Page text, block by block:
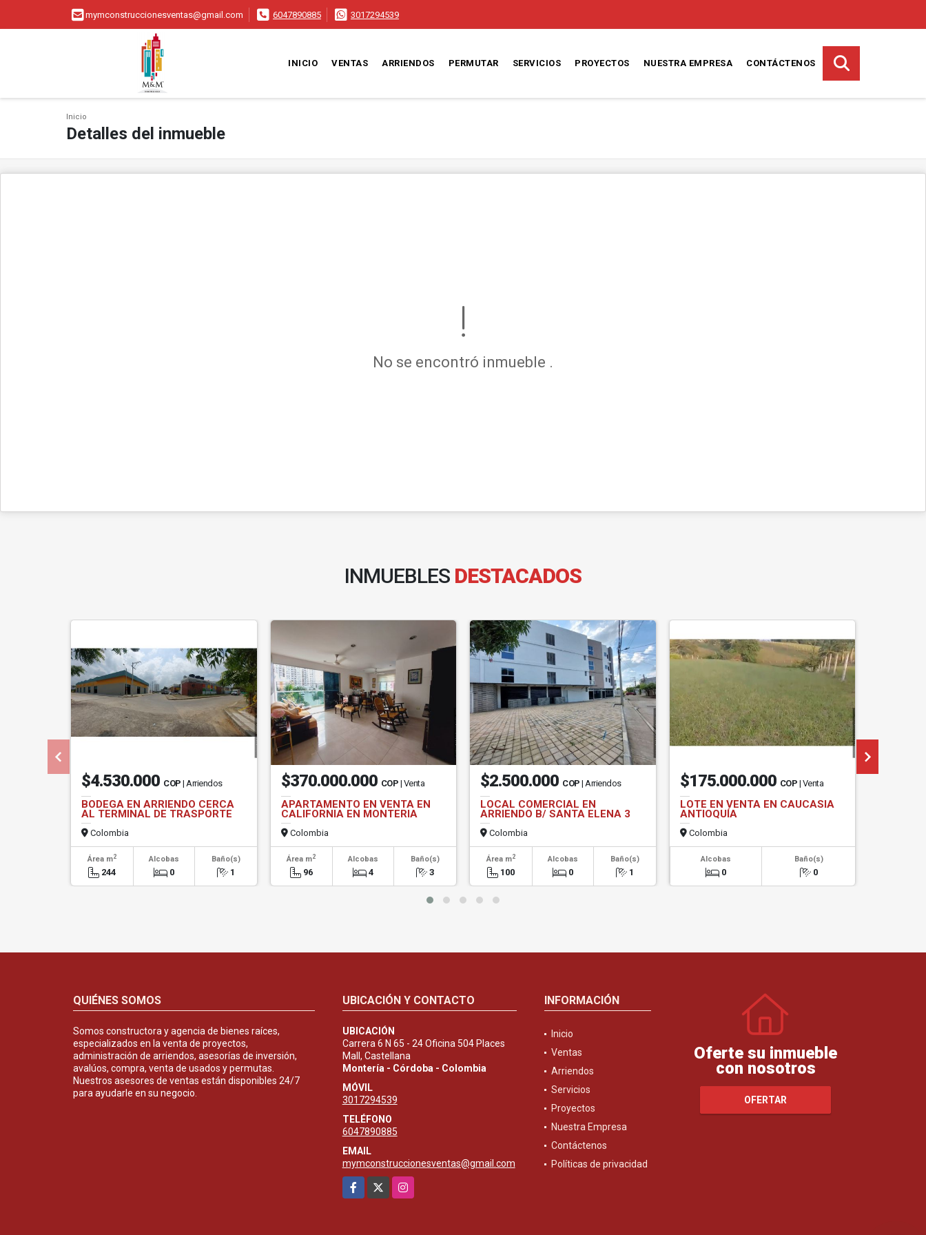
mymconstruccionesventas@gmail.com 6047890885 3017294539
INICIO VENTAS ARRIENDOS PERMUTAR SERVICIOS PROYECTOS NUESTRA EMPRESA CONTÁCTENOS
Inicio
Detalles del inmueble
No se encontró inmueble .
INMUEBLES DESTACADOS
$4.530.000 COP | Arriendos
BODEGA EN ARRIENDO CERCA
AL TERMINAL DE TRASPORTE
Colombia
Área m2
244
Alcobas
0
Baño(s)
1
$370.000.000 COP | Venta
APARTAMENTO EN VENTA EN
CALIFORNIA EN MONTERIA
Colombia
Área m2
96
Alcobas
4
Baño(s)
3
$2.500.000 COP | Arriendos
LOCAL COMERCIAL EN
ARRIENDO B/ SANTA ELENA 3
Colombia
Área m2
100
Alcobas
0
Baño(s)
1
$175.000.000 COP | Venta
LOTE EN VENTA EN CAUCASIA
ANTIOQUÍA
Colombia
Alcobas
0
Baño(s)
0
QUIÉNES SOMOS
Somos constructora y agencia de bienes raíces,
especializados en la venta de proyectos,
administración de arriendos, asesorías de inversión,
avalúos, compra, venta de usados y permutas.
Nuestros asesores de ventas están disponibles 24/7
para ayudarle en su negocio.
UBICACIÓN Y CONTACTO
UBICACIÓN
Carrera 6 N 65 - 24 Oficina 504 Places
Mall, Castellana
Montería - Córdoba - Colombia
MÓVIL
3017294539
TELÉFONO
6047890885
EMAIL
mymconstruccionesventas@gmail.com
Facebook
Instagram
INFORMACIÓN
Inicio
Ventas
Arriendos
Servicios
Proyectos
Nuestra Empresa
Contáctenos
Políticas de privacidad
Oferte su inmueble
con nosotros
OFERTAR